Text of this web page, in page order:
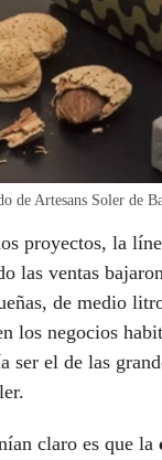
de Artesans Soler de
proyectos, la
las ventas
de medio
los negocios
ser el de las
claro es que la